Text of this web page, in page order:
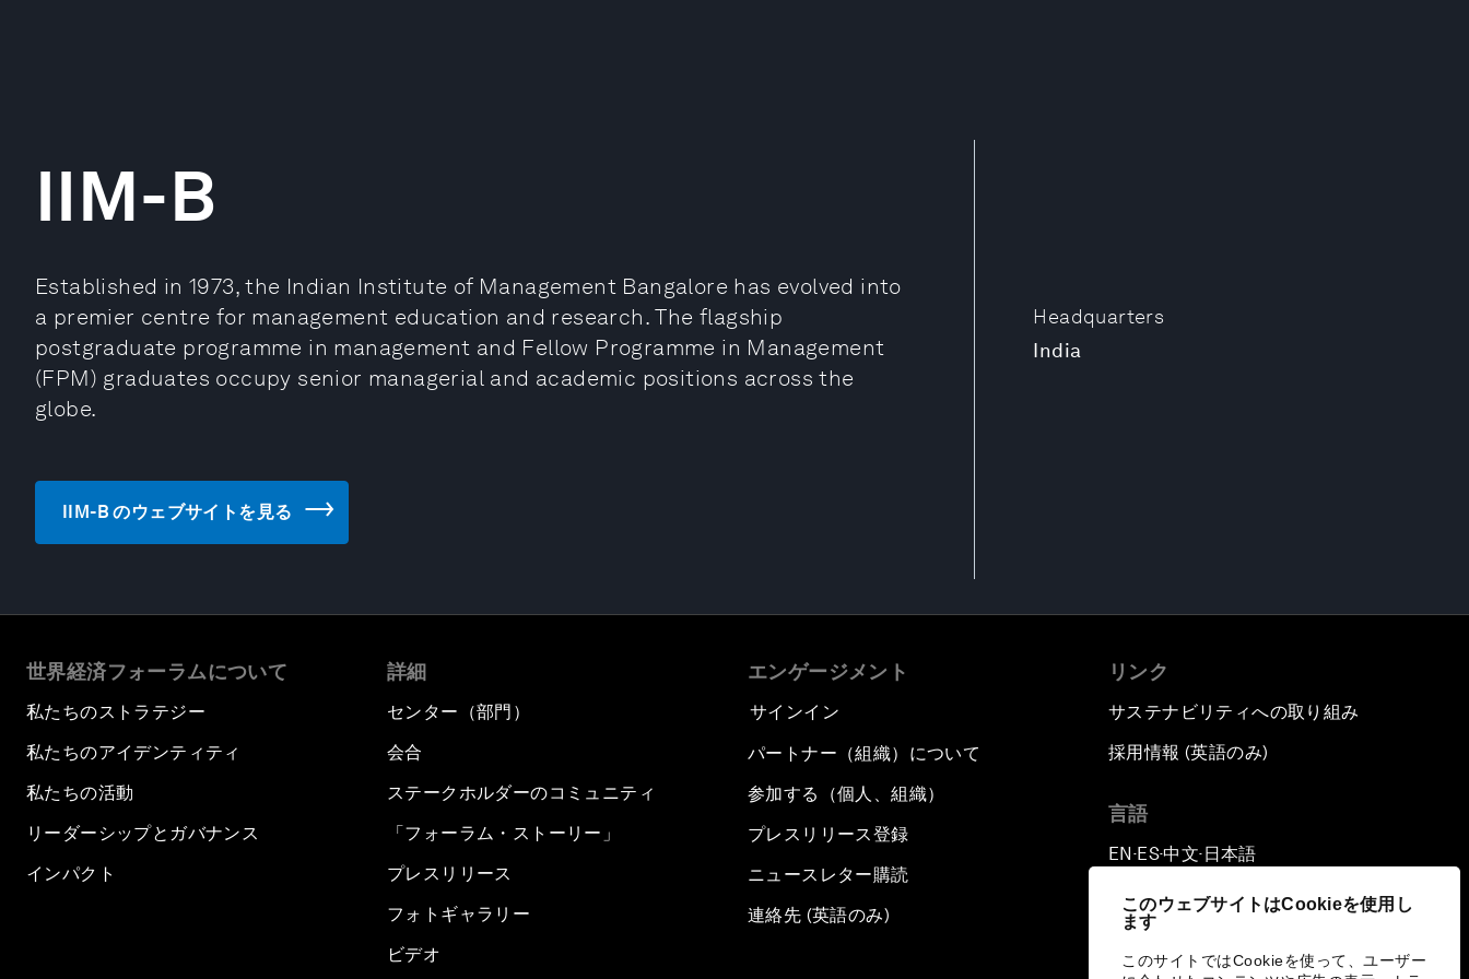
このウェブサイトはCookieを使用し
ます
このサイトではCookieを使って、ユーザー
Headquarters
India
IIM-B
Established in 1973, the Indian Institute of Management Bangalore has evolved into
a premier centre for management education and research. The flagship
postgraduate programme in management and Fellow Programme in Management
(FPM) graduates occupy senior managerial and academic positions across the
globe.
IIM-B のウェブサイトを見る
世界経済フォーラムについて
私たちのストラテジー
私たちのアイデンティティ
私たちの活動
リーダーシップとガバナンス
インパクト
詳細
センター（部門）
会合
ステークホルダーのコミュニティ
「フォーラム・ストーリー」
プレスリリース
フォトギャラリー
ビデオ
エンゲージメント
サインイン
パートナー（組織）について
参加する（個人、組織）
プレスリリース登録
ニュースレター購読
連絡先 (英語のみ)
リンク
サステナビリティへの取り組み
採用情報 (英語のみ)
言語
EN ▪ES▪中文▪ 日本語